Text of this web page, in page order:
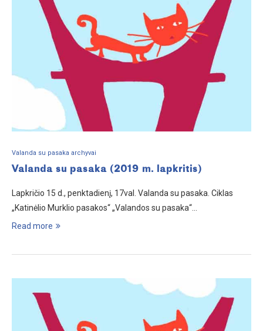
Valanda su pasaka archyvai
Valanda su pasaka (2019 m. lapkritis)
Lapkričio 15 d., penktadienį, 17val. Valanda su pasaka. Ciklas
„Katinėlio Murklio pasakos“ „Valandos su pasaka“…
Read more